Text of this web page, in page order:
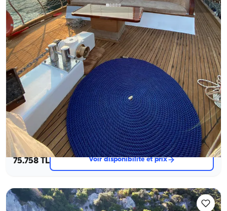
Kekova, Antalya Nouveau bateau
Antalya Centre : Yacht de Luxe de 22 Mètres pour 12
Personnes, 6 Cabines, Excursions Privées & Croisières
Bleues
Enterrement de vie de jeune fille en yacht
Anniversaire de mariage sur un yacht
Anniversaire sur un Yacht +2 forfaits de plus
Goelette
Navigation 12 Pers. · 6 Cabine · 22.00m
Le plus bas
75.758 TL Voir disponibilité et prix